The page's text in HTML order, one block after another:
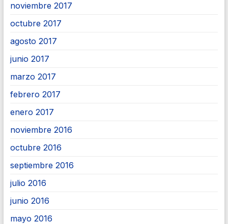
noviembre 2017
octubre 2017
agosto 2017
junio 2017
marzo 2017
febrero 2017
enero 2017
noviembre 2016
octubre 2016
septiembre 2016
julio 2016
junio 2016
mayo 2016